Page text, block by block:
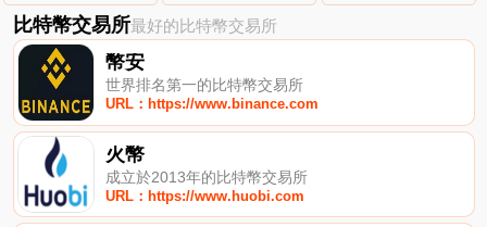
比特幣交易所最好的比特幣交易所
幣安
世界排名第一的比特幣交易所
URL：https://www.binance.com
火幣
成立於2013年的比特幣交易所
URL：https://www.huobi.com